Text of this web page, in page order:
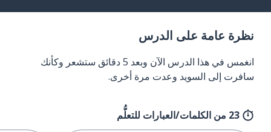
نظرة عامة على الدرس
انغمس في هذا الدرس الآن وبعد 5 دقائق ستشعر وكأنك
سافرت إلى السويد وعدت مرة أخرى.
23 من الكلمات/العبارات للتعلُّم